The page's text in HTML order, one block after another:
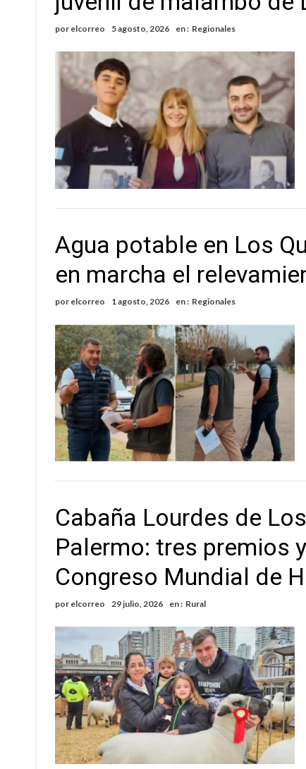
Cañada del Ucle se prepara para la 5ª
por elcorreo 5 agosto, 2026 en : Regionales
Agua potable en Los
en marcha el
por elcorreo 1 agosto, 2026 en : Regionales
Cabaña Lourdes de
Palermo: tres premios
Congreso Mundial de
por elcorreo 29 julio, 2026 en : Rural